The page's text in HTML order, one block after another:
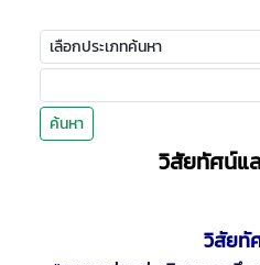
ค้นหา
วิสัยทัศน์แ
วิสัยทั